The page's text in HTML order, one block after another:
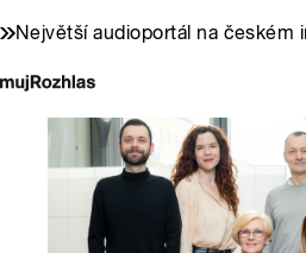
Největší audioportál na českém